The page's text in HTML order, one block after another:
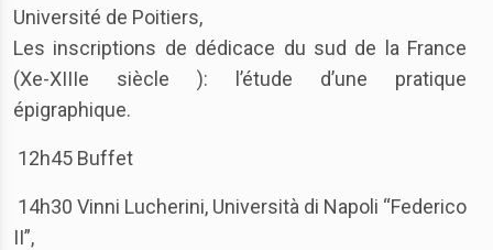
Université de Poitiers,
Les inscriptions de dédicace du sud de la France
(Xe-XIIIe siècle ): l’étude d’une pratique
épigraphique.
12h45 Buffet
14h30 Vinni Lucherini, Università di Napoli “Federico
II”,